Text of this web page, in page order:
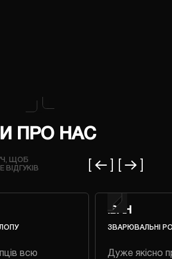
ПРО НАС
ЩОБ
ВІДГУКІВ
всю
ІВАН
ЗВАРЮВАЛЬНІ
Дуже якісно